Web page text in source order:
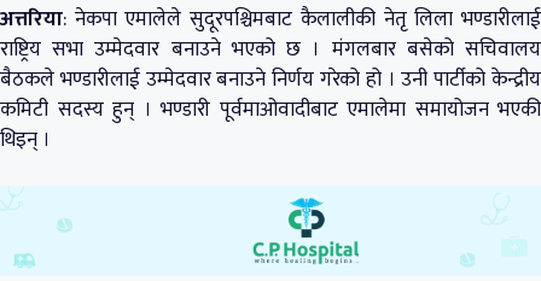
अत्तरिया: नेकपा एमालेले सुदूरपश्चिमबाट कैलालीकी नेतृ लिला भण्डारीलाई
राष्ट्रिय सभा उम्मेदवार बनाउने भएको छ । मंगलबार बसेको सचिवालय
बैठकले भण्डारीलाई उम्मेदवार बनाउने निर्णय गरेको हो । उनी पार्टीको केन्द्रीय
कमिटी सदस्य हुन् । भण्डारी पूर्वमाओवादीबाट एमालेमा समायोजन भएकी
थिइन् ।